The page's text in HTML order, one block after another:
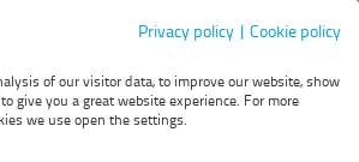
Acceder
Privacy policy | Cookie policy
of our visitor data, to improve our website, show
give you a great website experience. For more
we use open the settings.